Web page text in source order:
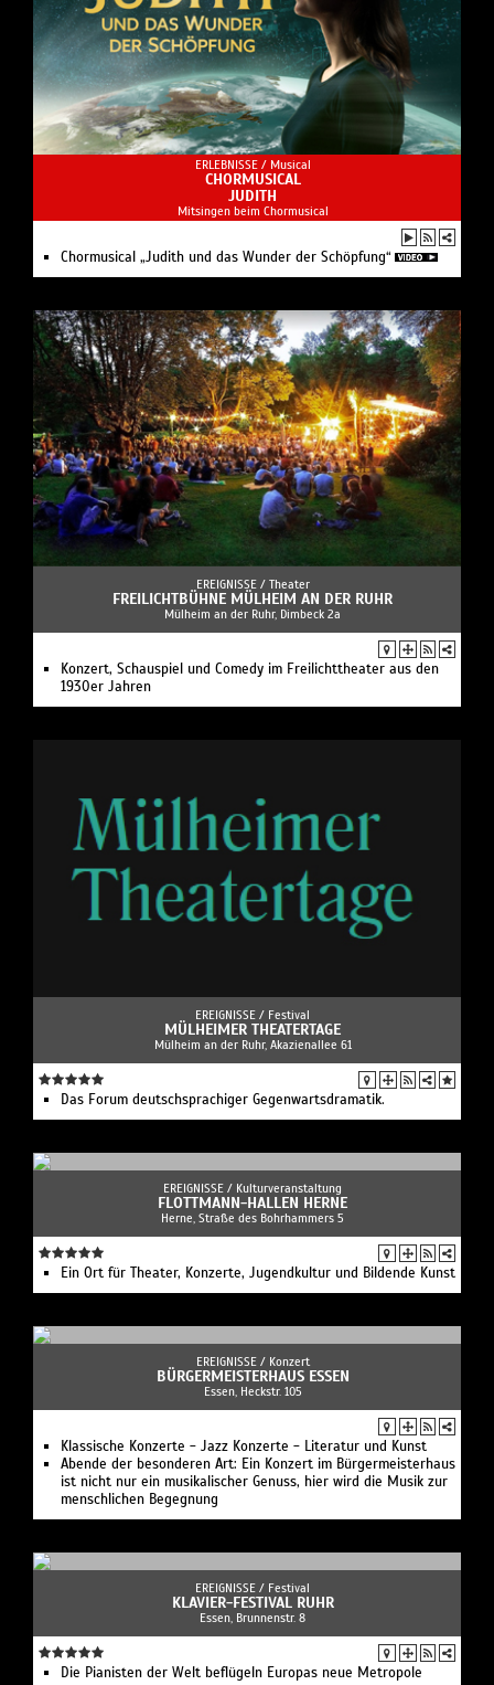
ERLEBNISSE / Musical
CHORMUSICAL
JUDITH
Mitsingen beim Chormusical
Chormusical „Judith und das Wunder der Schöpfung“
EREIGNISSE / Theater
FREILICHTBÜHNE MÜLHEIM AN DER RUHR
Mülheim an der Ruhr, Dimbeck 2a
Konzert, Schauspiel und Comedy im Freilichttheater aus den
1930er Jahren
EREIGNISSE / Festival
MÜLHEIMER THEATERTAGE
Mülheim an der Ruhr, Akazienallee 61
Das Forum deutschsprachiger Gegenwartsdramatik.
EREIGNISSE / Kulturveranstaltung
FLOTTMANN-HALLEN HERNE
Herne, Straße des Bohrhammers 5
Ein Ort für Theater, Konzerte, Jugendkultur und Bildende Kunst
EREIGNISSE / Konzert
BÜRGERMEISTERHAUS ESSEN
Essen, Heckstr. 105
Klassische Konzerte - Jazz Konzerte - Literatur und Kunst
Abende der besonderen Art: Ein Konzert im Bürgermeisterhaus
ist nicht nur ein musikalischer Genuss, hier wird die Musik zur
menschlichen Begegnung
EREIGNISSE / Festival
KLAVIER-FESTIVAL RUHR
Essen, Brunnenstr. 8
Die Pianisten der Welt beflügeln Europas neue Metropole